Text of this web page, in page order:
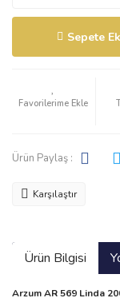
Sepete
Ürün Paylaş :
Karşılaştır
Ürün Bilgisi
Arzum AR 569 Linda